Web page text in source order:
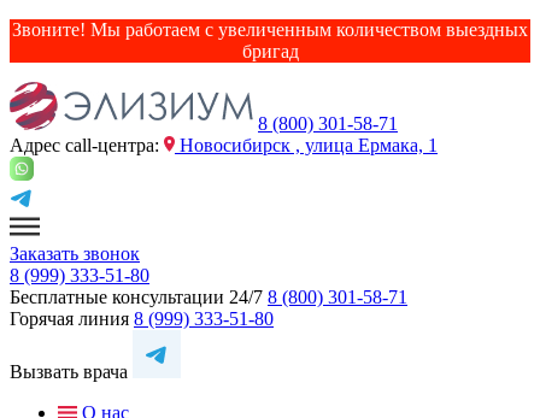
Звоните! Мы работаем с увеличенным количеством выездных
бригад
8 (800) 301-58-71
Адрес сall-центра:
Новосибирск , улица Ермака, 1
Заказать звонок
8 (999) 333-51-80
Бесплатные консультации 24/7 8 (800) 301-58-71
Горячая линия 8 (999) 333-51-80
Вызвать врача
О нас